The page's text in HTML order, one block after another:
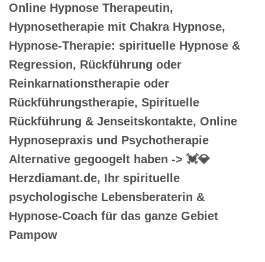
Online Hypnose Therapeutin,
Hypnosetherapie mit Chakra Hypnose,
Hypnose-Therapie: spirituelle Hypnose &
Regression, Rückführung oder
Reinkarnationstherapie oder
Rückführungstherapie, Spirituelle
Rückführung & Jenseitskontakte, Online
Hypnosepraxis und Psychotherapie
Alternative gegoogelt haben -> 💓️💎
Herzdiamant.de, Ihr spirituelle
psychologische Lebensberaterin &
Hypnose-Coach für das ganze Gebiet
Pampow